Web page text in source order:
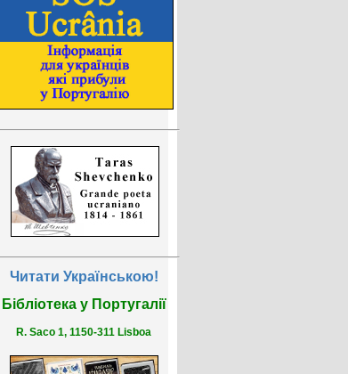
Читати Українською!
Бібліотека у Португалії
R. Saco 1, 1150-311 Lisboa